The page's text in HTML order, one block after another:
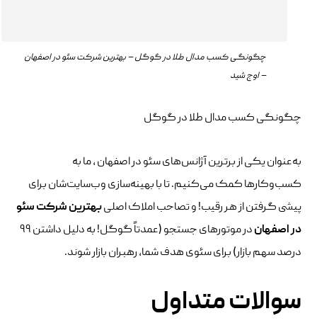
چگونگی کسب مدال طلا در گوگل – بهترین شرکت سئو در اصفهان
– اوج شید
چگونگی کسب مدال طلا در گوگل
به‌عنوان یکی از برترین آژانس‌های سئو در اصفهان ، ما به
کسب‌وکارها کمک می‌کنیم. تا با بهینه‌سازی وب‌سایت‌شان برای
پیشی گرفتن از هر رقیب! و تصاحب املاک اصلیبهترین شرکت سئو
در اصفهان
در موتورهای جستجو (عمدتاً گوگل! به دلیل داشتن ۹۹
درصد سهم بازار) برای سئوی هدف شما، رهبران بازار شوند.
سوالات متداول